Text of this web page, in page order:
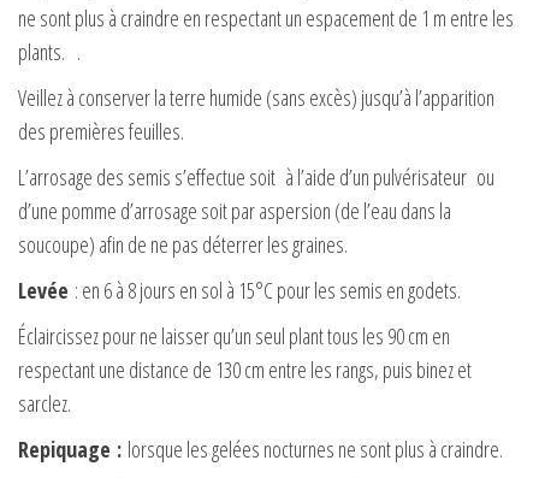
ne sont plus à craindre en respectant un espacement de 1 m entre les
plants. .
Veillez à conserver la terre humide (sans excès) jusqu’à l’apparition
des premières feuilles.
L’arrosage des semis s’effectue soit à l’aide d’un pulvérisateur ou
d’une pomme d’arrosage soit par aspersion (de l’eau dans la
soucoupe) afin de ne pas déterrer les graines.
Levée : en 6 à 8 jours en sol à 15°C pour les semis en godets.
Éclaircissez pour ne laisser qu’un seul plant tous les 90 cm en
respectant une distance de 130 cm entre les rangs, puis binez et
sarclez.
Repiquage : lorsque les gelées nocturnes ne sont plus à craindre.